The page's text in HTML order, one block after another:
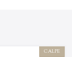
CALPE